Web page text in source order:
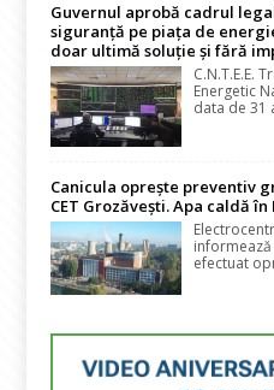
Guvernul aprobă cadrul
siguranță pe piața de
doar ultimă soluție și fără
C.N.T.E.E.
Energetic
data de 31
Canicula oprește preventiv
CET Grozăvești. Apa caldă
informează
efectuat